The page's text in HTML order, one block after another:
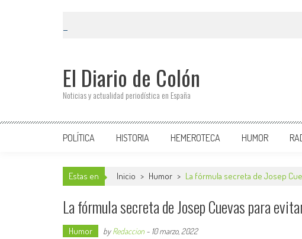
El Diario de Colón
Noticias y actualidad periodística en España
POLÍTICA HISTORIA HEMEROTECA HUMOR
Estas en Inicio > Humor > La fórmula secreta de Josep
La fórmula secreta de Josep Cuevas para
Humor byRedaccion - 10 marzo, 2022